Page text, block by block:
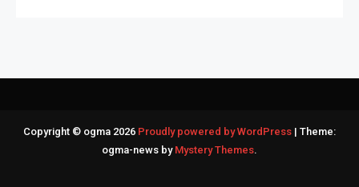
Copyright © ogma 2026 Proudly powered by WordPress | Theme:
ogma-news by Mystery Themes.